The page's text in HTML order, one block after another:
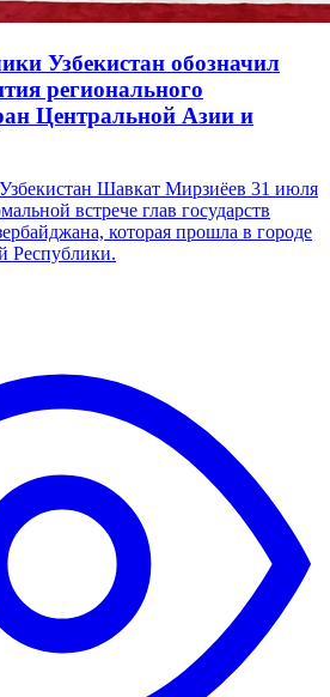
Узбекистан обозначил
регионального
Центральной Азии и
Шавкат Мирзиёев 31 июля
встрече глав государств
которая прошла в городе
Республики.